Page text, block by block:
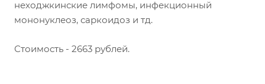
неходжкинские лимфомы, инфекционный
мононуклеоз, саркоидоз и тд.
Стоимость - 2663 рублей.